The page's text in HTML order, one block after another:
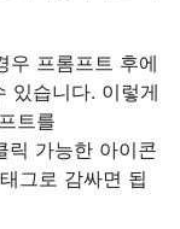
우 프롬프트 후에
있습니다. 이렇게
트를
가능한 아이콘
그로 감싸면 됩